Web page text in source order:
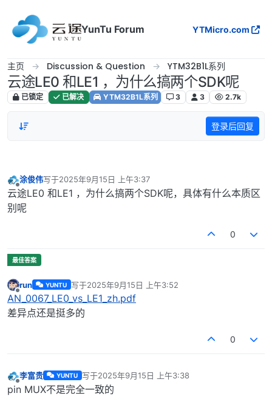
YunTu Forum
YTMicro.com
主页 Discussion & Question YTM32B1L系列
云途LE0 和LE1 ，为什么搞两个SDK呢
已锁定 已解决 YTM32B1L系列 3 3 2.7k
登录后回复
离线
涂俊伟写于2025年9月15日 上午3:37
最后由 编辑
云途LE0 和LE1 ，为什么搞两个SDK呢，具体有什么本质区
别呢
0
离线
run YUNTU 写于2025年9月15日 上午3:52
最后由 编辑
AN_0067_LE0_vs_LE1_zh.pdf
差异点还是挺多的
0
离线
李富贵 YUNTU 写于2025年9月15日 上午3:38
最后由 编辑
pin MUX不是完全一致的